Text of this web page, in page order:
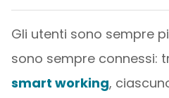
Gli utenti sono sempre
sono sempre connessi:
smart working,